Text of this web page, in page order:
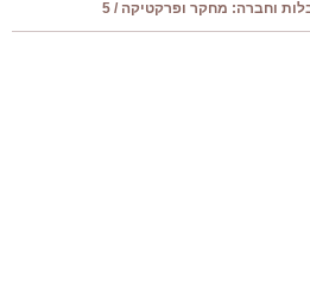
וחברה: מחקר ופרקטיקה / 5